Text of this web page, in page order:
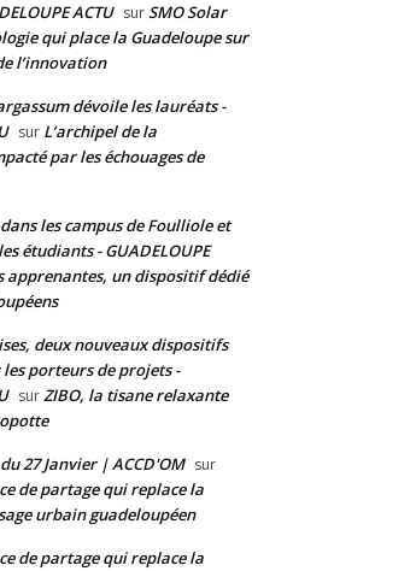
ACTU surSMO Solar
qui place la Guadeloupe sur
l’innovation
dévoile les lauréats -
sur L’archipel de la
par les échouages de
les campus de Foulliole et
étudiants - GUADELOUPE
apprenantes, un dispositif dédié
deux nouveaux dispositifs
porteurs de projets -
surZIBO, la tisane relaxante
27 Janvier | ACCD'OM sur
de partage qui replace la
urbain guadeloupéen
de partage qui replace la